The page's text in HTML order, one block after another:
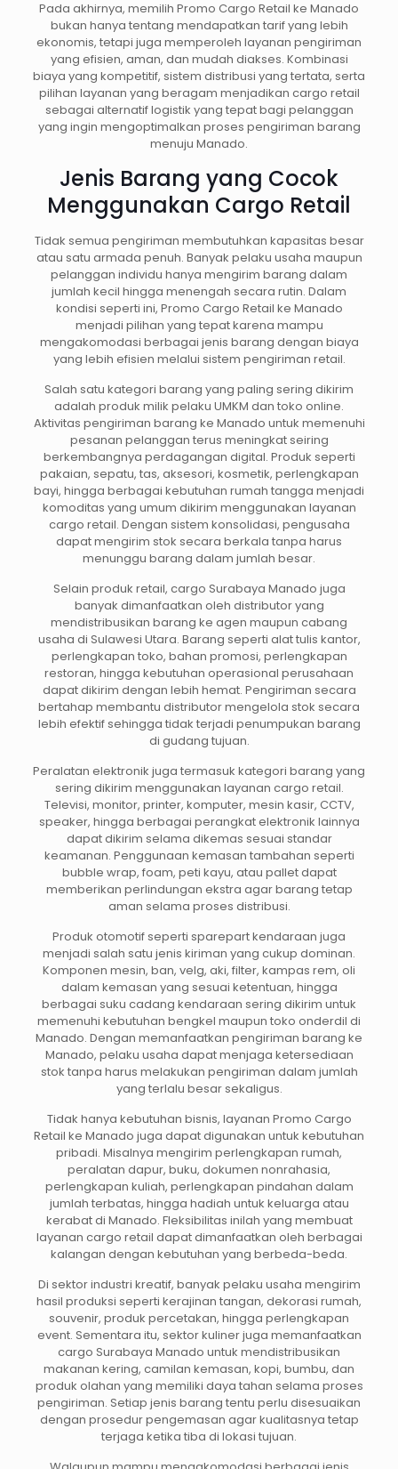
Pada akhirnya, memilih Promo Cargo Retail ke Manado
bukan hanya tentang mendapatkan tarif yang lebih
ekonomis, tetapi juga memperoleh layanan pengiriman
yang efisien, aman, dan mudah diakses. Kombinasi
biaya yang kompetitif, sistem distribusi yang tertata, serta
pilihan layanan yang beragam menjadikan cargo retail
sebagai alternatif logistik yang tepat bagi pelanggan
yang ingin mengoptimalkan proses pengiriman barang
menuju Manado.
Jenis Barang yang Cocok
Menggunakan Cargo Retail
Tidak semua pengiriman membutuhkan kapasitas besar
atau satu armada penuh. Banyak pelaku usaha maupun
pelanggan individu hanya mengirim barang dalam
jumlah kecil hingga menengah secara rutin. Dalam
kondisi seperti ini, Promo Cargo Retail ke Manado
menjadi pilihan yang tepat karena mampu
mengakomodasi berbagai jenis barang dengan biaya
yang lebih efisien melalui sistem pengiriman retail.
Salah satu kategori barang yang paling sering dikirim
adalah produk milik pelaku UMKM dan toko online.
Aktivitas pengiriman barang ke Manado untuk memenuhi
pesanan pelanggan terus meningkat seiring
berkembangnya perdagangan digital. Produk seperti
pakaian, sepatu, tas, aksesori, kosmetik, perlengkapan
bayi, hingga berbagai kebutuhan rumah tangga menjadi
komoditas yang umum dikirim menggunakan layanan
cargo retail. Dengan sistem konsolidasi, pengusaha
dapat mengirim stok secara berkala tanpa harus
menunggu barang dalam jumlah besar.
Selain produk retail, cargo Surabaya Manado juga
banyak dimanfaatkan oleh distributor yang
mendistribusikan barang ke agen maupun cabang
usaha di Sulawesi Utara. Barang seperti alat tulis kantor,
perlengkapan toko, bahan promosi, perlengkapan
restoran, hingga kebutuhan operasional perusahaan
dapat dikirim dengan lebih hemat. Pengiriman secara
bertahap membantu distributor mengelola stok secara
lebih efektif sehingga tidak terjadi penumpukan barang
di gudang tujuan.
Peralatan elektronik juga termasuk kategori barang yang
sering dikirim menggunakan layanan cargo retail.
Televisi, monitor, printer, komputer, mesin kasir, CCTV,
speaker, hingga berbagai perangkat elektronik lainnya
dapat dikirim selama dikemas sesuai standar
keamanan. Penggunaan kemasan tambahan seperti
bubble wrap, foam, peti kayu, atau pallet dapat
memberikan perlindungan ekstra agar barang tetap
aman selama proses distribusi.
Produk otomotif seperti sparepart kendaraan juga
menjadi salah satu jenis kiriman yang cukup dominan.
Komponen mesin, ban, velg, aki, filter, kampas rem, oli
dalam kemasan yang sesuai ketentuan, hingga
berbagai suku cadang kendaraan sering dikirim untuk
memenuhi kebutuhan bengkel maupun toko onderdil di
Manado. Dengan memanfaatkan pengiriman barang ke
Manado, pelaku usaha dapat menjaga ketersediaan
stok tanpa harus melakukan pengiriman dalam jumlah
yang terlalu besar sekaligus.
Tidak hanya kebutuhan bisnis, layanan Promo Cargo
Retail ke Manado juga dapat digunakan untuk kebutuhan
pribadi. Misalnya mengirim perlengkapan rumah,
peralatan dapur, buku, dokumen nonrahasia,
perlengkapan kuliah, perlengkapan pindahan dalam
jumlah terbatas, hingga hadiah untuk keluarga atau
kerabat di Manado. Fleksibilitas inilah yang membuat
layanan cargo retail dapat dimanfaatkan oleh berbagai
kalangan dengan kebutuhan yang berbeda-beda.
Di sektor industri kreatif, banyak pelaku usaha mengirim
hasil produksi seperti kerajinan tangan, dekorasi rumah,
souvenir, produk percetakan, hingga perlengkapan
event. Sementara itu, sektor kuliner juga memanfaatkan
cargo Surabaya Manado untuk mendistribusikan
makanan kering, camilan kemasan, kopi, bumbu, dan
produk olahan yang memiliki daya tahan selama proses
pengiriman. Setiap jenis barang tentu perlu disesuaikan
dengan prosedur pengemasan agar kualitasnya tetap
terjaga ketika tiba di lokasi tujuan.